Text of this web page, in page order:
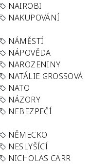
NAIROBI
NAKUPOVÁNÍ
NÁMĚSTÍ
NÁPOVĚDA
NAROZENINY
NATÁLIE GROSSOVÁ
NATO
NÁZORY
NEBEZPEČÍ
NĚMECKO
NESLYŠÍCÍ
NICHOLAS CARR